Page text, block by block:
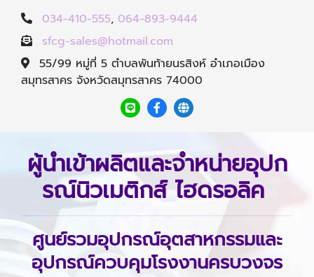
034-410-555, 064-893-9444
sfcg-sales@hotmail.com
55/99 หมู่ที่ 5 ตำบลพันท้ายนรสิงห์ อำเภอเมือง
สมุทรสาคร จังหวัดสมุทรสาคร 74000
ผู้นำเข้าผลิตและจำหน่ายอุปก
รณ์นิวเมติกส์ ไฮดรอลิค
ศูนย์รวมอุปกรณ์อุตสาหกรรมและ
อุปกรณ์ควบคุมโรงงานครบวงจร